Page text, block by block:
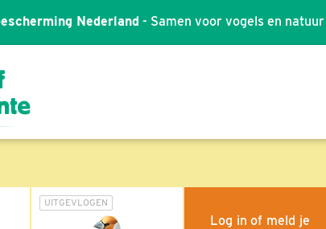
Nederland - Samen voor vogels en natuur
UITGEVLOGEN
Log in of meld je